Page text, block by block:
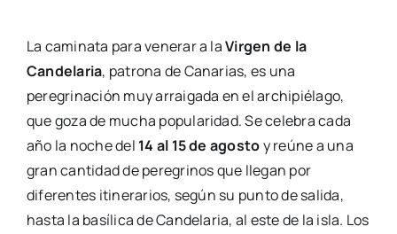
La caminata para venerar a laVirgen de la
Candelaria, patrona de Canarias, es una
peregrinación muy arraigada en el archipiélago,
que goza de mucha popularidad. Se celebra cada
año la noche del 14 al 15 de agostoy reúne a una
gran cantidad de peregrinos que llegan por
diferentes itinerarios, según su punto de salida,
hasta la basílica de Candelaria, al este de la isla. Los